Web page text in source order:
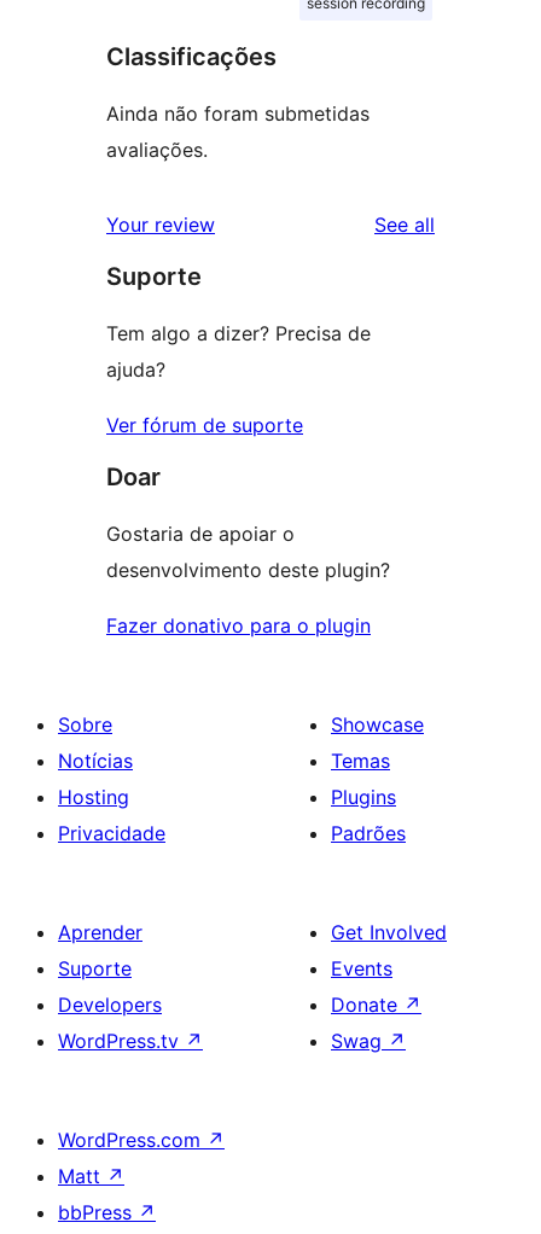
Classificações
Ainda não foram submetidas
avaliações.
Your review See all
Suporte
Tem algo a dizer? Precisa de
ajuda?
Ver fórum de suporte
Doar
Gostaria de apoiar o
desenvolvimento deste plugin?
Fazer donativo para o plugin
Sobre
Notícias
Hosting
Privacidade
Showcase
Temas
Plugins
Padrões
Aprender
Suporte
Developers
WordPress.tv ↗
Get Involved
Events
Donate ↗
Swag ↗
WordPress.com ↗
Matt ↗
bbPress ↗